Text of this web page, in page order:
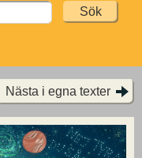
Nästa i egna texter